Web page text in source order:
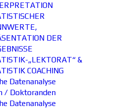
DER
„LEKTORAT“ &
COACHING
Datenanalyse
/ Doktoranden
Datenanalyse